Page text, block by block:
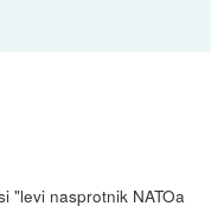
"levi nasprotnik NATOa